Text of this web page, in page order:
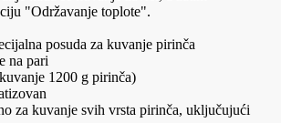
"Održavanje toplote".
posuda za kuvanje pirinča
na pari
1200 g pirinča)
za kuvanje svih vrsta pirinča, uključujući